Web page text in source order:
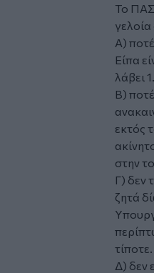
Το
Α)
Είπα
λάβει
Β)
εκτός
στην
Γ) δεν
ζητά
Δ) δεν